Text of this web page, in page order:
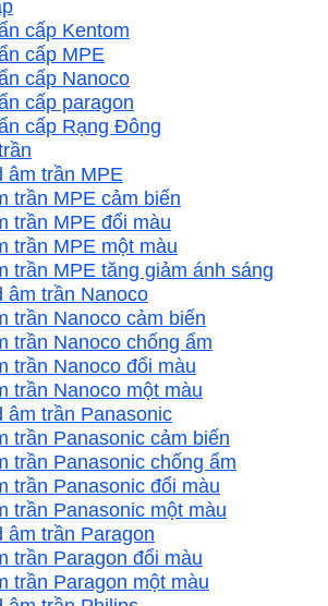
cấp Kentom
cấp MPE
cấp Nanoco
cấp paragon
cấp Rạng Đông
âm trần MPE
trần MPE cảm biến
trần MPE đổi màu
trần MPE một màu
trần MPE tăng giảm ánh sáng
âm trần Nanoco
trần Nanoco cảm biến
trần Nanoco chống ẩm
trần Nanoco đổi màu
trần Nanoco một màu
âm trần Panasonic
trần Panasonic cảm biến
trần Panasonic chống ẩm
trần Panasonic đổi màu
trần Panasonic một màu
âm trần Paragon
trần Paragon đổi màu
trần Paragon một màu